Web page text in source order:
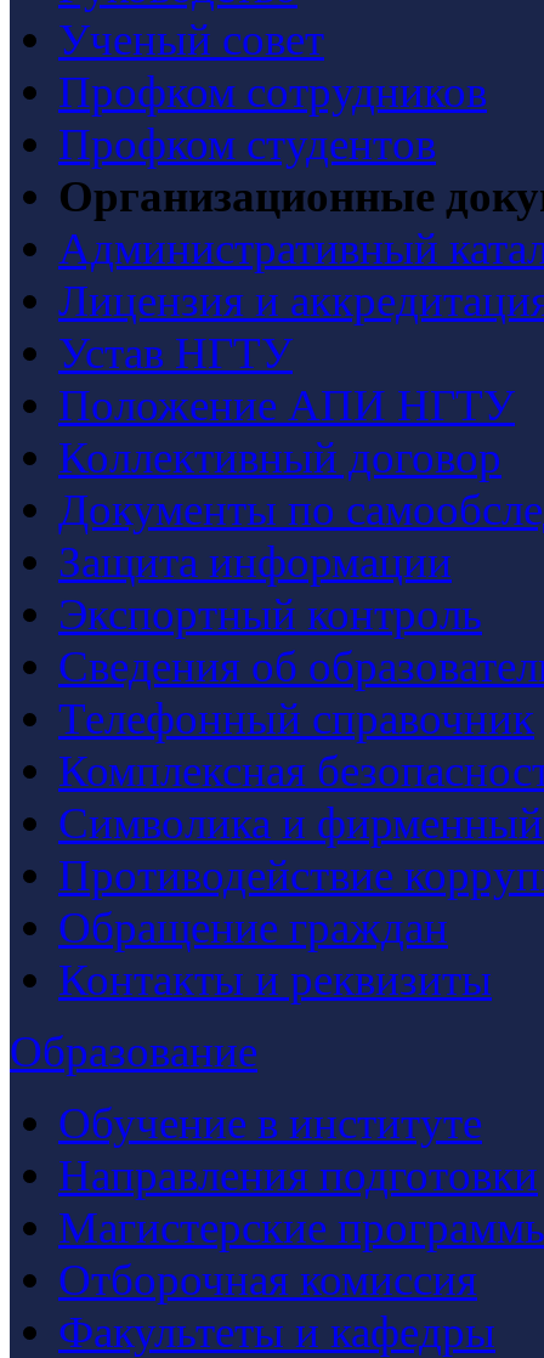
Ученый совет
Профком сотрудников
Профком студентов
Организационные
Административный
Лицензия и
Устав НГТУ
Положение АПИ НГТУ
Коллективный договор
Документы по
Защита информации
Экспортный контроль
Сведения об
Телефонный справочник
Комплексная
Символика и фирменный
Противодействие
Обращение граждан
Контакты и реквизиты
Образование
Обучение в институте
Направления подготовки
Магистерские
Отборочная комиссия
Факультеты и кафедры